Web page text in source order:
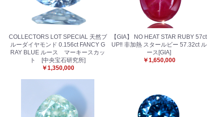
COLLECTORS LOT SPECIAL 天然ブ
ルーダイヤモンド 0.156ct FANCY G
RAY BLUE ルース マーキースカッ
ト [中央宝石研究所]
￥1,350,000
【GIA】 NO HEAT STAR RUBY 57ct
UP‼︎ 非加熱 スタールビー 57.32ct ル
ース[GIA]
￥1,650,000